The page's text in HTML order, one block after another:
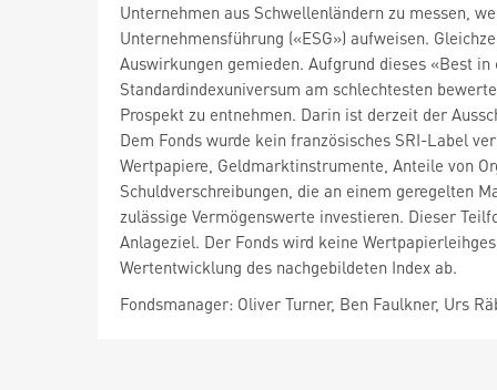
Unternehmen aus Schwellenländern zu messen,
Unternehmensführung («ESG») aufweisen.
Auswirkungen gemieden. Aufgrund dieses «Best
Standardindexuniversum am schlechtesten
Prospekt zu entnehmen. Darin ist derzeit der
Dem Fonds wurde kein französisches SRI-Label
Wertpapiere, Geldmarktinstrumente, Anteile von
Schuldverschreibungen, die an einem geregelten
zulässige Vermögenswerte investieren. Dieser
Anlageziel. Der Fonds wird keine
Wertentwicklung des nachgebildeten Index ab.
Fondsmanager: Oliver Turner, Ben Faulkner, Urs